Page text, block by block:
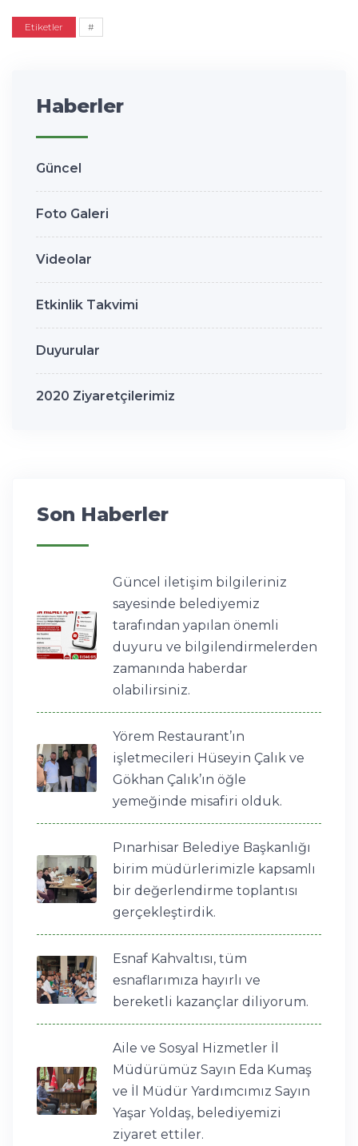
Etiketler #
Haberler
Güncel
Foto Galeri
Videolar
Etkinlik Takvimi
Duyurular
2020 Ziyaretçilerimiz
Son Haberler
Güncel iletişim bilgileriniz
sayesinde belediyemiz
tarafından yapılan önemli
duyuru ve bilgilendirmelerden
zamanında haberdar
olabilirsiniz.
Yörem Restaurant’ın
işletmecileri Hüseyin Çalık ve
Gökhan Çalık’ın öğle
yemeğinde misafiri olduk.
Pınarhisar Belediye Başkanlığı
birim müdürlerimizle kapsamlı
bir değerlendirme toplantısı
gerçekleştirdik.
Esnaf Kahvaltısı, tüm
esnaflarımıza hayırlı ve
bereketli kazançlar diliyorum.
Aile ve Sosyal Hizmetler İl
Müdürümüz Sayın Eda Kumaş
ve İl Müdür Yardımcımız Sayın
Yaşar Yoldaş, belediyemizi
ziyaret ettiler.